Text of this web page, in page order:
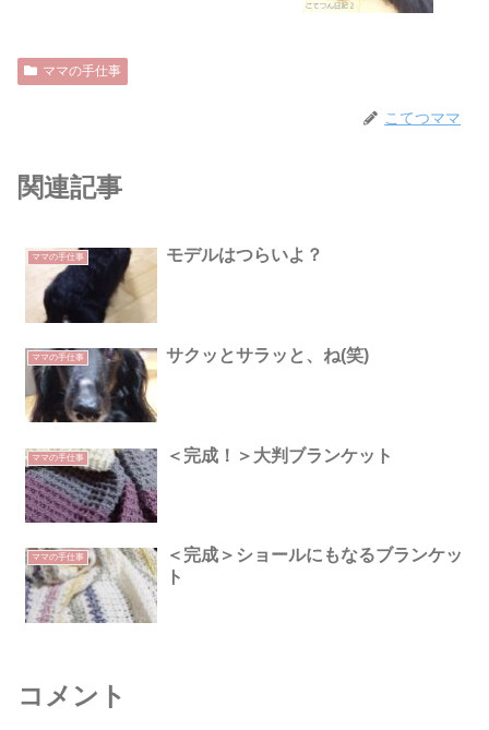
ママの手仕事
こてつママ
関連記事
ママの手仕事 モデルはつらいよ？
ママの手仕事 サクッとサラッと、ね(笑)
ママの手仕事 ＜完成！＞大判ブランケット
ママの手仕事
＜完成＞ショールにもなるブランケッ
ト
コメント